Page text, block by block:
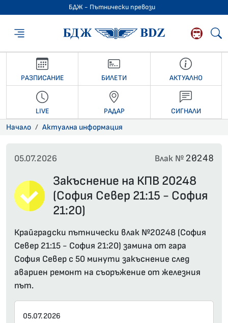
БДЖ - Пътнически превози
БДЖ -
РАЗПИСАНИЕ БИЛЕТИ АКТУАЛНО
LIVE РАДАР СИГНАЛИ
Начало Актуална информация
05.07.2026 Влак №20248
Закъснение на КПВ 20248
(София Север 21:15 - София
21:20)
Крайградски пътнически влак №20248 (София
Север 21:15 - София 21:20) замина от гара
София Север с 50 минути закъснение след
авариен ремонт на съоръжение от железния
път.
05.07.2026